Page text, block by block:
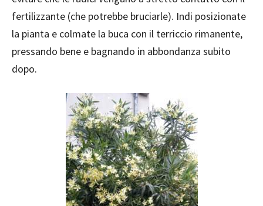
fertilizzante (che potrebbe bruciarle). Indi posizionate
la pianta e colmate la buca con il terriccio rimanente,
pressando bene e bagnando in abbondanza subito
dopo.